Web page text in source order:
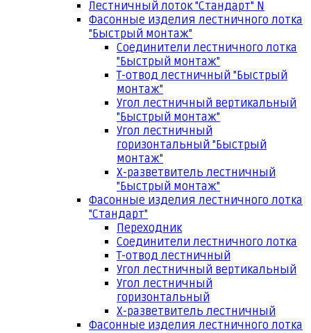
Лестничный лоток "Стандарт" N
Фасонные изделия лестничного лотка
"Быстрый монтаж"
Соединители лестничного лотка
"Быстрый монтаж"
Т-отвод лестничный "Быстрый
монтаж"
Угол лестничный вертикальный
"Быстрый монтаж"
Угол лестничный
горизонтальный "Быстрый
монтаж"
Х-разветвитель лестничный
"Быстрый монтаж"
Фасонные изделия лестничного лотка
"Стандарт"
Переходник
Соединители лестничного лотка
Т-отвод лестничный
Угол лестничный вертикальный
Угол лестничный
горизонтальный
Х-разветвитель лестничный
Фасонные изделия лестничного лотка